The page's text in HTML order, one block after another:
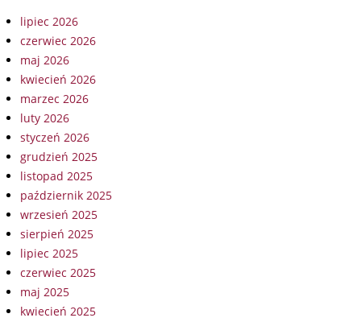
lipiec 2026
czerwiec 2026
maj 2026
kwiecień 2026
marzec 2026
luty 2026
styczeń 2026
grudzień 2025
listopad 2025
październik 2025
wrzesień 2025
sierpień 2025
lipiec 2025
czerwiec 2025
maj 2025
kwiecień 2025